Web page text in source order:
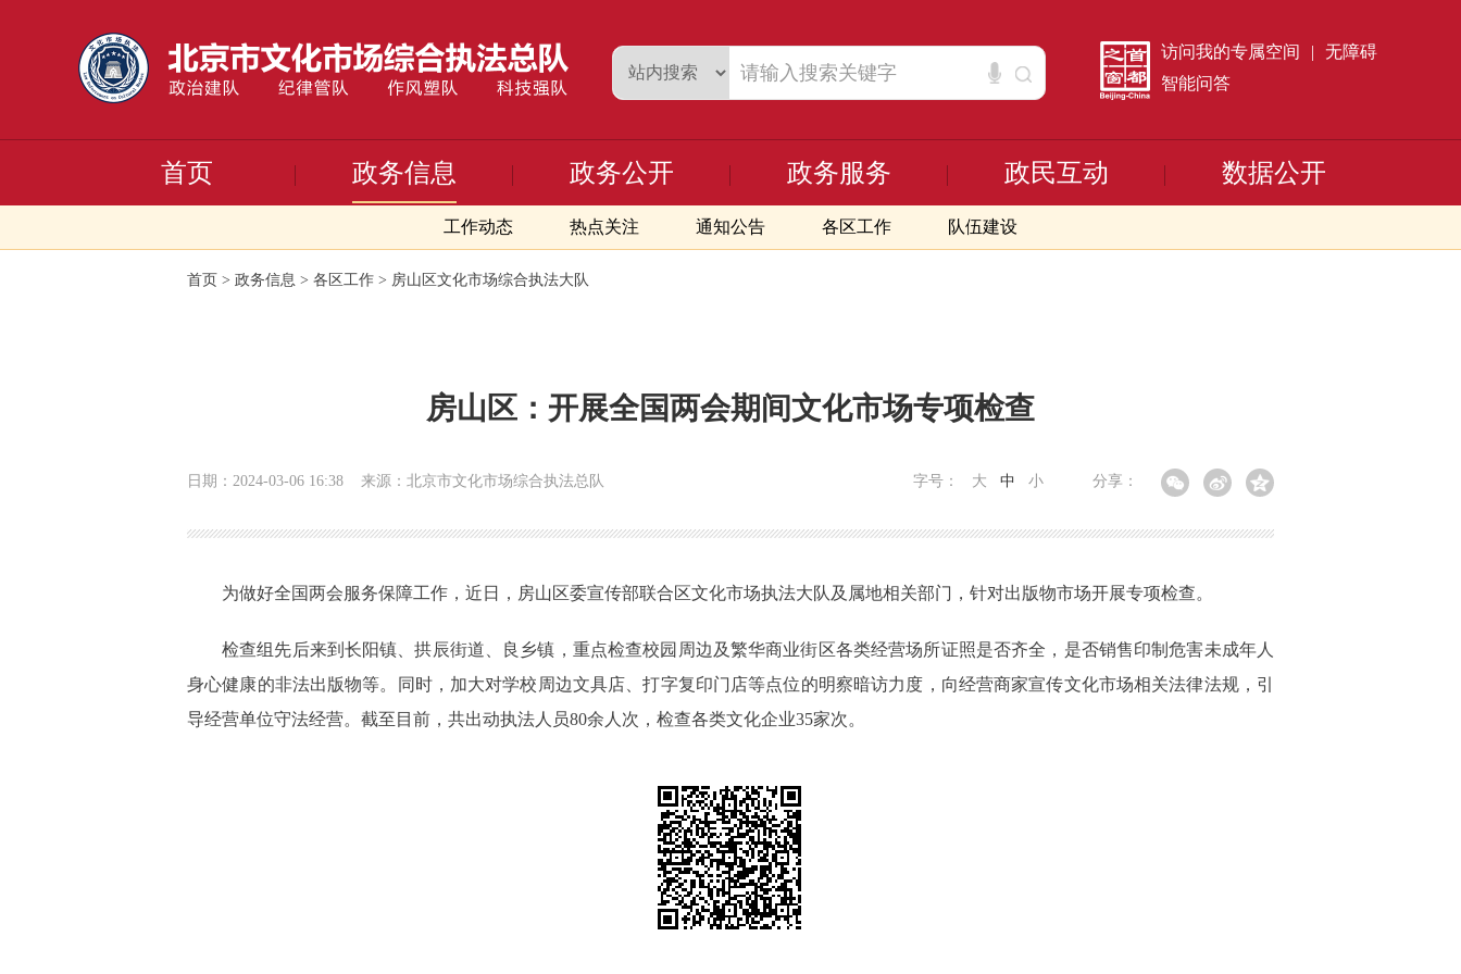
访问我的专属空间 |
无障碍
智能问答
首页 政务信息
工作动态 热点关注 通知公告 各区工作 队伍建设
政务公开 政务服务 政民互动 数据公开
首页 > 政务信息 > 各区工作 > 房山区文化市场综合执法大队
房山区：开展全国两会期间文化市场专项检查
日期：2024-03-06 16:38 来源：北京市文化市场综合执法总队 分享：
字号： 大 中 小
为做好全国两会服务保障工作，近日，房山区委宣传部联合区文化市场执法大队及属地相关部门，针对出版物市场开展专项检查。
检查组先后来到长阳镇、拱辰街道、良乡镇，重点检查校园周边及繁华商业街区各类经营场所证照是否齐全，是否销售印制危害未成年人
身心健康的非法出版物等。同时，加大对学校周边文具店、打字复印门店等点位的明察暗访力度，向经营商家宣传文化市场相关法律法规，引
导经营单位守法经营。截至目前，共出动执法人员80余人次，检查各类文化企业35家次。